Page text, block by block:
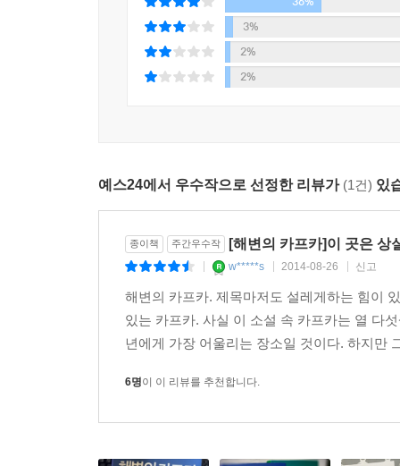
3%
2%
2%
예스24에서 우수작으로 선정한 리뷰가 (1건) 있
종이책 주간우수작 [해변의 카프카]이 곳은 상
w*****s 2014-08-26 신고
해변의 카프카. 제목마저도 설레게하는 힘이
있는 카프카. 사실 이 소설 속 카프카는 열 다
년에게 가장 어울리는 장소일 것이다. 하지만
6명이 이 리뷰를 추천합니다.